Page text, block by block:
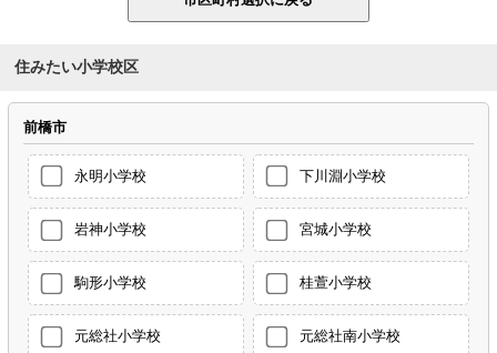
住みたい小学校区
前橋市
永明小学校 下川淵小学校
岩神小学校 宮城小学校
駒形小学校 桂萱小学校
元総社小学校 元総社南小学校